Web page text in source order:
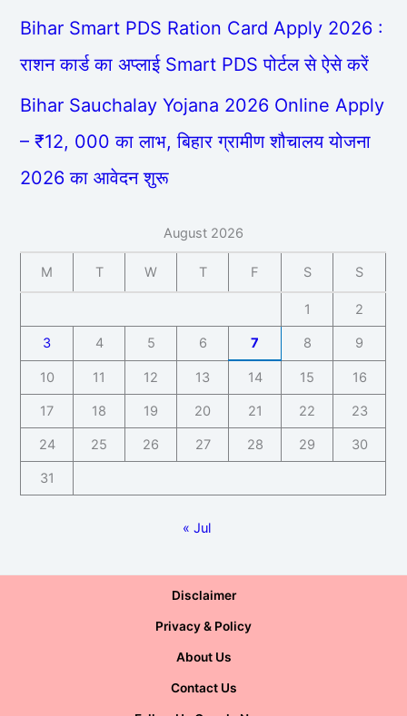
Bihar Smart PDS Ration Card Apply 2026 :
राशन कार्ड का अप्लाई Smart PDS पोर्टल से ऐसे करें
Bihar Sauchalay Yojana 2026 Online Apply
– ₹12, 000 का लाभ, बिहार ग्रामीण शौचालय योजना
2026 का आवेदन शुरू
August 2026
M T W T F S S
1 2
3 4 5 6 7 8 9
10 11 12 13 14 15 16
17 18 19 20 21 22 23
24 25 26 27 28 29 30
31
« Jul
Disclaimer
Privacy & Policy
About Us
Contact Us